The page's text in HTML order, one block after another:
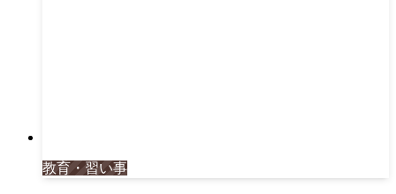
教育・習い事